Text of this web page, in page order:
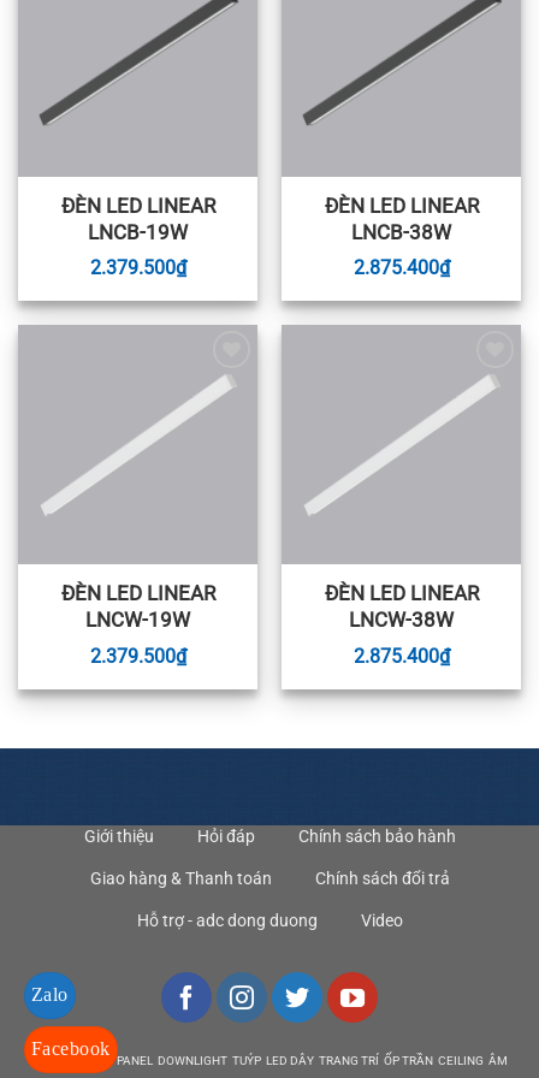
wishlist
ĐÈN LED LINEAR
LNCB-19W
2.379.500₫
wishlist
ĐÈN LED LINEAR
LNCB-38W
2.875.400₫
Add to
wishlist
ĐÈN LED LINEAR
LNCW-19W
2.379.500₫
Add to
wishlist
ĐÈN LED LINEAR
LNCW-38W
2.875.400₫
Giới thiệu Hỏi đáp Chính sách bảo hành
Giao hàng & Thanh toán Chính sách đổi trả
Hỗ trợ - adc dong duong Video
DEN LED BULB PANEL DOWNLIGHT TUÝP LED DÂY TRANG TRÍ ỐP TRẦN CEILING ÂM
Zalo
Facebook